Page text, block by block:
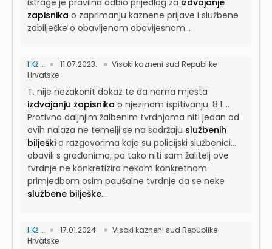
istrage je pravilno odbio prijedlog za izdvajanje
zapisnika o zaprimanju kaznene prijave i službene
zabilješke o obavljenom obavijesnom...
I Kž ... 11.07.2023.
Visoki kazneni sud Republike
Hrvatske
T. nije nezakonit dokaz te da nema mjesta
izdvajanju zapisnika o njezinom ispitivanju. 8.1....
Protivno daljnjim žalbenim tvrdnjama niti jedan od
ovih nalaza ne temelji se na sadržaju službenih
bilješki o razgovorima koje su policijski službenici...
obavili s građanima, pa tako niti sam žalitelj ove
tvrdnje ne konkretizira nekom konkretnom
primjedbom osim paušalne tvrdnje da se neke
službene bilješke...
I Kž ... 17.01.2024.
Visoki kazneni sud Republike
Hrvatske